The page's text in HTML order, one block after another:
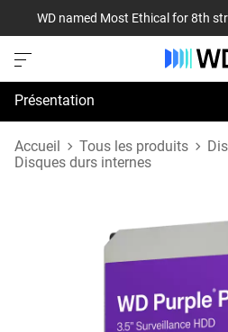
WD named Most Ethical for 8th
Présentation
Spécifications
Accueil Tous les produits
Disques durs internes